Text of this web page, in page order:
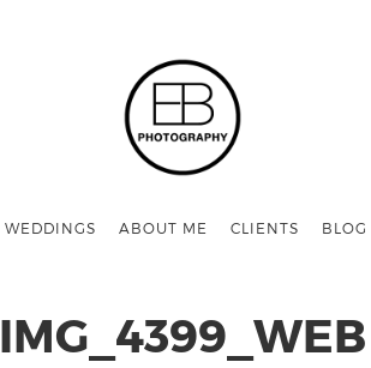
WEDDINGS ABOUT ME CLIENTS BLOG
IMG_4399_WEB